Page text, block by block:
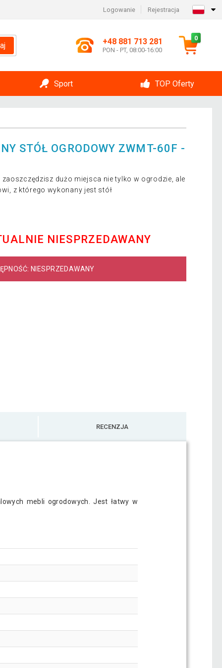
Logowanie Rejestracja
+48 881 713 281
PON - PT, 08:00-16:00
0
Sport TOP Oferty
STÓŁ OGRODOWY ZWMT-60F -
zaoszczędzisz dużo miejsca nie tylko w ogrodzie, ale
z którego wykonany jest stół
NIESPRZEDAWANY
NIESPRZEDAWANY
RECENZJA
mebli ogrodowych. Jest łatwy w